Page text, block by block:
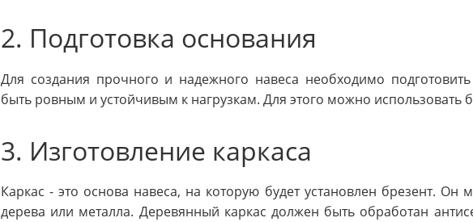
2. Подготовка основания
Для создания прочного и надежного навеса необходимо
быть ровным и устойчивым к нагрузкам. Для этого можно использовать
3. Изготовление каркаса
Каркас - это основа навеса, на которую будет установлен брезент. Он
дерева или металла. Деревянный каркас должен быть обработан